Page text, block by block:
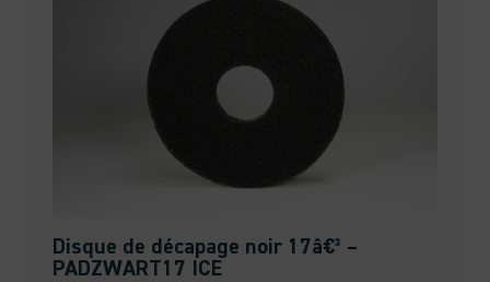
Disque de décapage noir 17â€³ –
PADZWART17 ICE